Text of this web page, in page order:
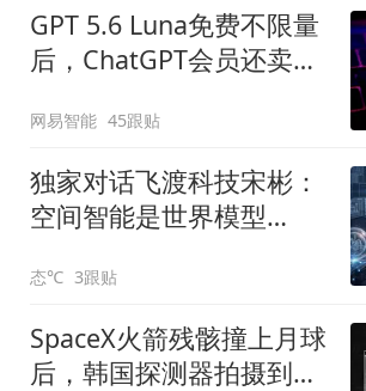
GPT 5.6 Luna免费不限量
后，ChatGPT会员还卖什
网易智能 45跟贴
独家对话飞渡科技宋彬：
空间智能是世界模型
态℃ 3跟贴
SpaceX火箭残骸撞上月球
后，韩国探测器拍摄到撞